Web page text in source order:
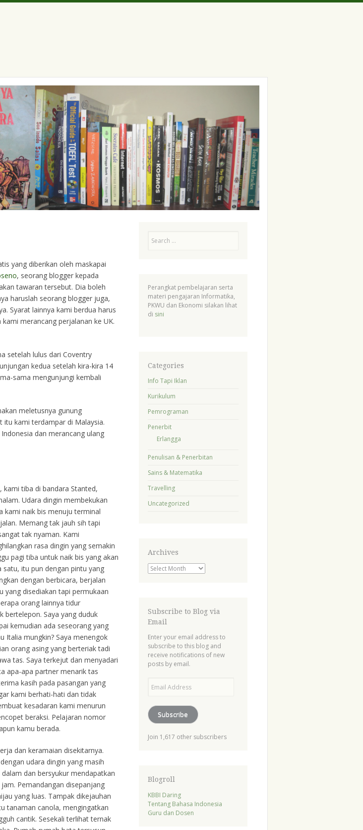
yang diberikan oleh maskapai
, seorang blogger kepada
tawaran tersebut. Dia boleh
haruslah seorang blogger juga,
Syarat lainnya kami berdua harus
merancang perjalanan ke UK.
setelah lulus dari Coventry
kedua setelah kira-kira 14
sama mengunjungi kembali
meletusnya gunung
itu kami terdampar di Malaysia.
dan merancang ulang
kami tiba di bandara Stanted,
Udara dingin membekukan
kami naik bis menuju terminal
Memang tak jauh sih tapi
tak nyaman. Kami
rasa dingin yang semakin
pagi tiba untuk naik bis yang akan
itu pun dengan pintu yang
dengan berbicara, berjalan
yang disediakan tapi permukaan
orang lainnya tidur
bertelepon. Saya yang duduk
kemudian ada seseorang yang
Italia mungkin? Saya menengok
orang asing yang berteriak tadi
tas. Saya terkejut dan menyadari
apa-apa partner menarik tas
kasih pada pasangan yang
kami berhati-hati dan tidak
kesadaran kami menurun
beraksi. Pelajaran nomor
kamu berada.
dan keramaian disekitarnya.
udara dingin yang masih
dan bersyukur mendapatkan
Pemandangan disepanjang
yang luas. Tampak dikejauhan
tanaman canola, mengingatkan
cantik. Sesekali terlihat ternak
Perangkat pembelajaran serta
materi pengajaran Informatika,
PKWU dan Ekonomi silakan lihat
di sini
Categories
Info Tapi Iklan
Kurikulum
Pemrograman
Penerbit
Erlangga
Penulisan & Penerbitan
Sains & Matematika
Travelling
Uncategorized
Archives
Archives
Subscribe to Blog via
Email
Enter your email address to
subscribe to this blog and
receive notifications of new
posts by email.
Address
Subscribe
Join 1,617 other subscribers
Blogroll
KBBI Daring
Tentang Bahasa Indonesia
Guru dan Dosen